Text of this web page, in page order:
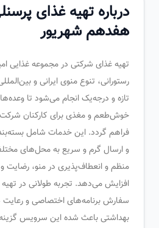
درباره تهیه غذای پرسنلی
هفدهم شهریور
تهیه غذای شرکتی در مجموعه غذایی امیرخان
رستورانی، تنوع منوی ایرانی و بین‌المللی، و
تازه و درجه‌یک انجام می‌شود تا وعده‌های
خوش‌طعم و مغذی برای کارکنان شرکت‌ها و
فراهم گردد. این خدمات شامل بسته‌بندی
و ارسال گرم و سریع به محل‌های مختلف است و
منظم و انعطاف‌پذیری در منو، رضایت و بهره‌وری
افزایش می‌دهد. تجربه طولانی در تهیه غذای
سفارش برنامه‌های اختصاصی و رعایت دقیق
بهداشتی باعث شده این سرویس گزینه‌ای